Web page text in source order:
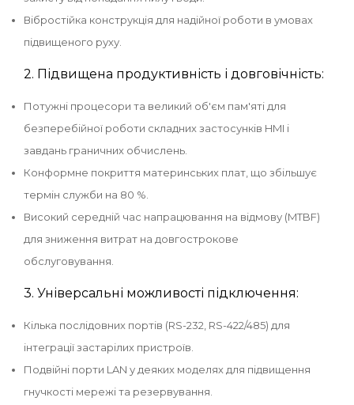
Вібростійка конструкція для надійної роботи в умовах
підвищеного руху.
2. Підвищена продуктивність і довговічність:
Потужні процесори та великий об'єм пам'яті для
безперебійної роботи складних застосунків HMI і
завдань граничних обчислень.
Конформне покриття материнських плат, що збільшує
термін служби на 80 %.
Високий середній час напрацювання на відмову (MTBF)
для зниження витрат на довгострокове
обслуговування.
3. Універсальні можливості підключення:
Кілька послідовних портів (RS-232, RS-422/485) для
інтеграції застарілих пристроїв.
Подвійні порти LAN у деяких моделях для підвищення
гнучкості мережі та резервування.